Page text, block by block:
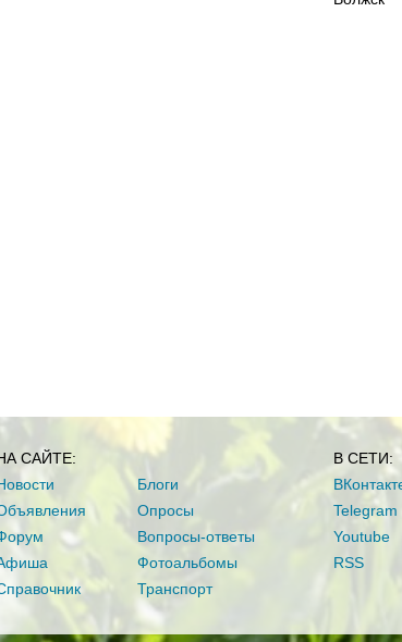
САЙТЕ:
Блоги
Опросы
Вопросы-ответы
Фотоальбомы
Транспорт
В СЕТИ:
Telegram
Youtube
RSS